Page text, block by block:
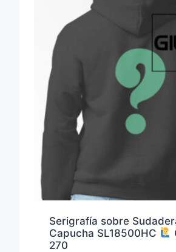
Serigrafía sobre
Capucha SL18500HC
270